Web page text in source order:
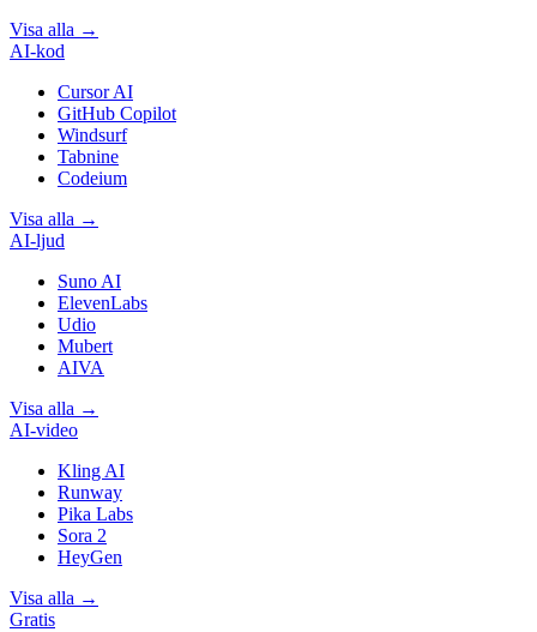
Visa alla →
AI-kod
Cursor AI
GitHub Copilot
Windsurf
Tabnine
Codeium
Visa alla →
AI-ljud
Suno AI
ElevenLabs
Udio
Mubert
AIVA
Visa alla →
AI-video
Kling AI
Runway
Pika Labs
Sora 2
HeyGen
Visa alla →
Gratis